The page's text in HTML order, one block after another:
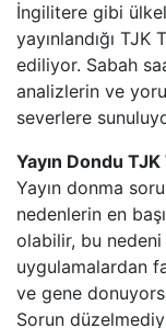
A2 TV
TEVE2
SöZCü
NTV
HABER
İngilitere gibi
yayınlandığı
ediliyor. Sabah
analizlerin ve
severlere
Yayın Dondu
Yayın donma
nedenlerin en
olabilir, bu
uygulamalardan
ve gene
Sorun